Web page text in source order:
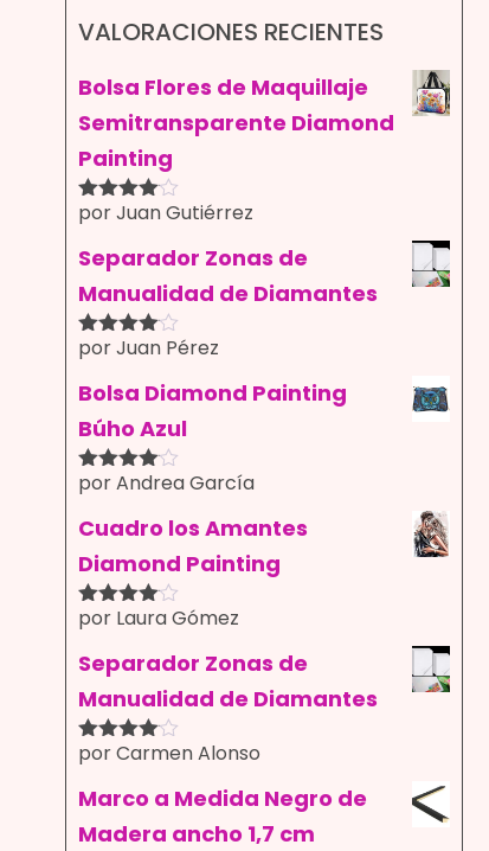
VALORACIONES RECIENTES
Bolsa Flores de Maquillaje
Semitransparente Diamond
Painting
Valorado
5
por Juan Gutiérrez
Separador Zonas de
Manualidad de Diamantes
Valorado
5
por Juan Pérez
Bolsa Diamond Painting
Búho Azul
Valorado
5
por Andrea García
Cuadro los Amantes
Diamond Painting
Valorado
5
por Laura Gómez
Separador Zonas de
Manualidad de Diamantes
Valorado
5
por Carmen Alonso
Marco a Medida Negro de
Madera ancho 1,7 cm